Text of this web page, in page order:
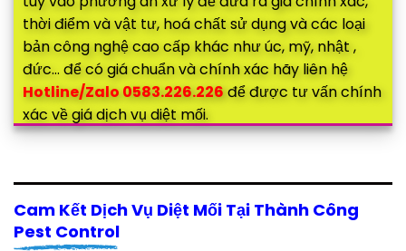
thời điểm và vật tư, hoá chất sử dụng và các loại
bản công nghệ cao cấp khác như úc, mỹ, nhật ,
đức… để có giá chuẩn và chính xác hãy liên hệ
Hotline/Zalo 0583.226.226để được tư vấn chính
xác về giá dịch vụ diệt mối.
Cam Kết Dịch Vụ Diệt Mối Tại Thành Công
Pest Control